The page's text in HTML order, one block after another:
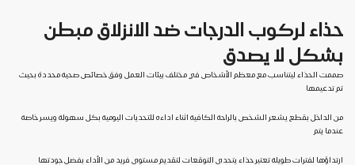
حذاء لركوب الدرجات ضد الانزلاق مبطن
بشكل لا يصدق
صممت الحذاء ليتناسب مع معظم الأشخاص في مختلف بيئات العمل وفق خصائص صحية محددة بحيث
تم تدعيمها
من الداخل بقطع يشعر الشخص بالراحة الكافية اثناء اداءه للتحديات اليومية بكل سهولة ويسر خاصة
عندما يتم
ارتداؤها لفترات طويلة تعتبر حذاء يتحدى التوقعات لتقديم مستوى فريد من الأداء بفضل جودتها